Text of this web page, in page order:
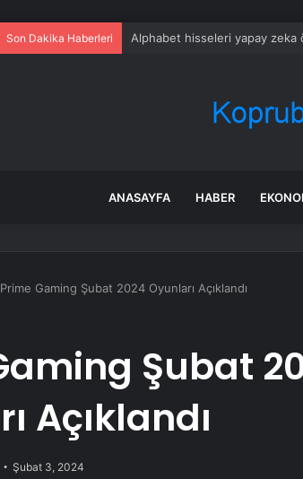
Son Dakika Haberleri Alphabet hisseleri yapay zeka
ANASAYFA HABER
Prime Gaming Şubat 2024 Oyunları Açıklandı
Şubat
Açıklandı
Şubat 3, 2024